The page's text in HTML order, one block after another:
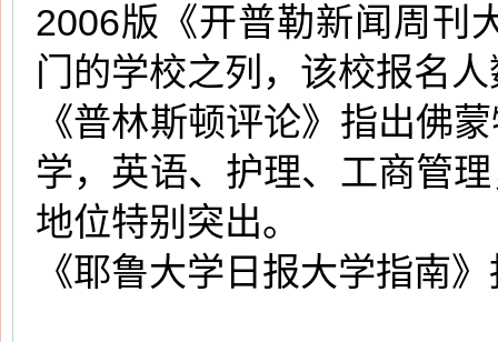
2006版《开普勒新闻周刊
门的学校之列，该校报名
《普林斯顿评论》指出佛
学，英语、护理、工商管
地位特别突出。
《耶鲁大学日报大学指南